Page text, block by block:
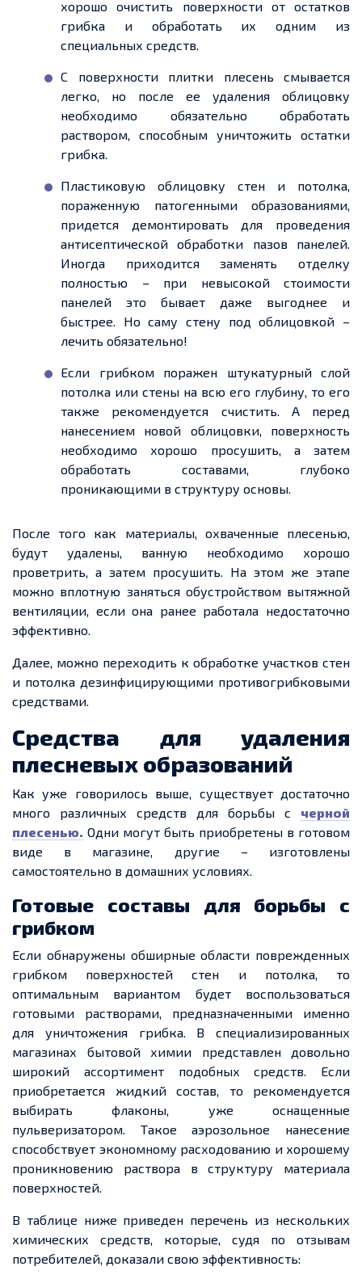
хорошо очистить поверхности от остатков
грибка и обработать их одним из
специальных средств.
С поверхности плитки плесень смывается
легко, но после ее удаления облицовку
необходимо обязательно обработать
раствором, способным уничтожить остатки
грибка.
Пластиковую облицовку стен и потолка,
пораженную патогенными образованиями,
придется демонтировать для проведения
антисептической обработки пазов панелей.
Иногда приходится заменять отделку
полностью – при невысокой стоимости
панелей это бывает даже выгоднее и
быстрее. Но саму стену под облицовкой –
лечить обязательно!
Если грибком поражен штукатурный слой
потолка или стены на всю его глубину, то его
также рекомендуется счистить. А перед
нанесением новой облицовки, поверхность
необходимо хорошо просушить, а затем
обработать составами, глубоко
проникающими в структуру основы.
После того как материалы, охваченные плесенью,
будут удалены, ванную необходимо хорошо
проветрить, а затем просушить. На этом же этапе
можно вплотную заняться обустройством вытяжной
вентиляции, если она ранее работала недостаточно
эффективно.
Далее, можно переходить к обработке участков стен
и потолка дезинфицирующими противогрибковыми
средствами.
Средства для удаления
плесневых образований
Как уже говорилось выше, существует достаточно
много различных средств для борьбы с черной
плесенью. Одни могут быть приобретены в готовом
виде в магазине, другие – изготовлены
самостоятельно в домашних условиях.
Готовые составы для борьбы с
грибком
Если обнаружены обширные области поврежденных
грибком поверхностей стен и потолка, то
оптимальным вариантом будет воспользоваться
готовыми растворами, предназначенными именно
для уничтожения грибка. В специализированных
магазинах бытовой химии представлен довольно
широкий ассортимент подобных средств. Если
приобретается жидкий состав, то рекомендуется
выбирать флаконы, уже оснащенные
пульверизатором. Такое аэрозольное нанесение
способствует экономному расходованию и хорошему
проникновению раствора в структуру материала
поверхностей.
В таблице ниже приведен перечень из нескольких
химических средств, которые, судя по отзывам
потребителей, доказали свою эффективность: